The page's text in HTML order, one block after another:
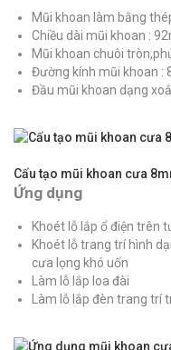
Mũi khoan làm bằng
Chiều dài mũi khoan :
Mũi khoan chuôi
Đường kính mũi khoan :
Đầu mũi khoan dạng
Cấu tạo mũi khoan cưa
Ứng dụng
Khoét lỗ lắp ổ điện trên
Khoét lỗ trang trí hình
cưa lọng khó uốn
Làm lỗ lắp loa đài
Làm lỗ lắp đèn trang trí